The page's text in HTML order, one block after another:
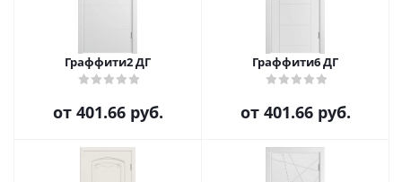
Граффити2 ДГ
от 401.66 руб.
Граффити6 ДГ
от 401.66 руб.